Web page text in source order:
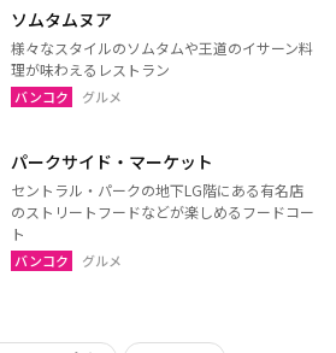
ソムタムヌア
様々なスタイルのソムタムや王道のイサーン料
理が味わえるレストラン
バンコク グルメ
パークサイド・マーケット
セントラル・パークの地下LG階にある有名店
のストリートフードなどが楽しめるフードコー
ト
バンコク グルメ